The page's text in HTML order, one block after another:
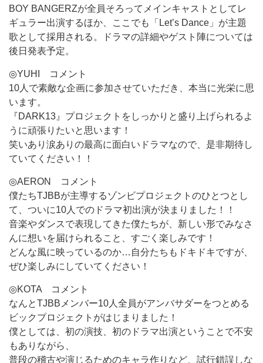
BOY BANGERZが全員そろってメインキャストとしてレ
ギュラー出演するほか、ここでも「Let’s Dance」が主題
歌として採用される。ドラマの詳細やゲスト陣については
後日発表予定。
◎YUHI コメント
10人で素敵な企画に参加させていただき、本当に光栄に思
います。
『DARK13』プロジェクトをしっかりと盛り上げられるよ
うに頑張りたいと思います！
笑いあり涙ありの最高に面白いドラマなので、是非期待し
ていてください！！
◎AERON コメント
僕たちTJBBが主導するゾンビプロジェクトのひとつとし
て、ついに10人でのドラマ初出演が決まりました！！
音楽やダンスで表現してきた僕たちが、新しい形でみなさ
んに想いを届けられること、すごく楽しみです！
どんな風に映っているのか…自分たちもドキドキですが、
ぜひ楽しみにしていてください！
◎KOTA コメント
なんとTJBBメンバー10人全員がアンバサダーをつとめる
ビックプロジェクトがはじまりました！
僕としては、初の演技、初のドラマ出演ということで不安
もありながら、
普段の稽古や演じるためのキャラ作りなど、試行錯誤しな